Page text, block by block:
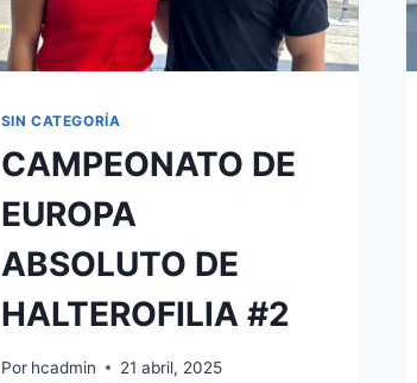
SIN CATEGORÍA
CAMPEONATO DE
EUROPA
ABSOLUTO DE
HALTEROFILIA #2
Por hcadmin 21 abril, 2025